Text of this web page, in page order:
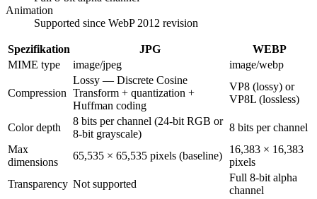
Animation
Supported since WebP 2012 revision
Spezifikation JPG
WEBP
MIME type
image/jpeg image/webp
Compression
Lossy — Discrete Cosine
Transform + quantization +
Huffman coding
VP8 (lossy) or
VP8L (lossless)
Color depth
8 bits per channel (24-bit RGB or
8-bit grayscale)
8 bits per channel
Max
dimensions
65,535 × 65,535 pixels (baseline)
16,383 × 16,383
pixels
Transparency Not supported
Full 8-bit alpha
channel